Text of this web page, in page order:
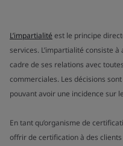
L’impartialité est le principe
services. L’impartialité consiste
cadre de ses relations avec
commerciales. Les décisions
pouvant avoir une incidence sur
En tant qu’organisme de
offrir de certification à des